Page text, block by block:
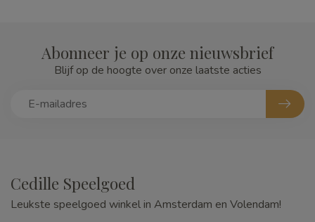
Abonneer je op onze nieuwsbrief
Blijf op de hoogte over onze laatste acties
Cedille Speelgoed
Leukste speelgoed winkel in Amsterdam en Volendam!